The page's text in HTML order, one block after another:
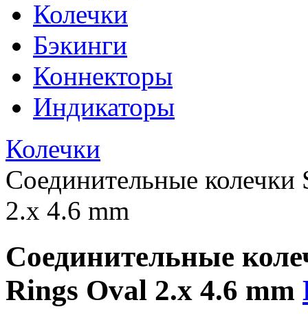
Колечки
Бэкинги
Коннекторы
Индикаторы
Колечки
Cоединительные
2.x 4.6 mm
Cоединительные
Rings Oval 2.x 4.6 mm